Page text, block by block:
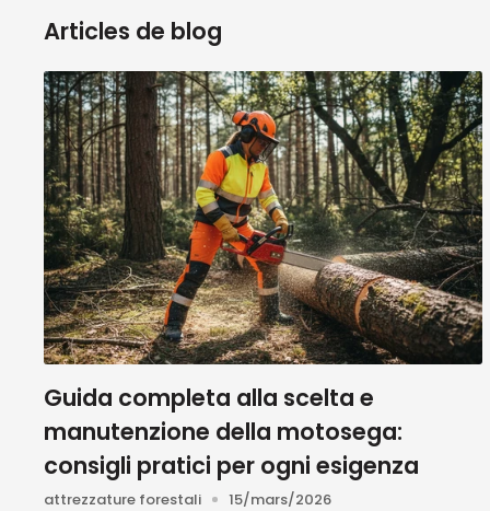
Imposta una velocità medio-bassa all’inizio.
Muovi la lucidatrice con movimenti lenti e
Aumenta leggermente la velocità per
4. Finitura
Rimuovi i residui di prodotto con un panno in
Applica una cera protettiva per mantenere
Seguendo questi consigli, potrai ottenere
Dai un'occhiata alla scheda
Le lucidatrici FLEX ricoprono una vasta
all'utilizzatore amatoriale.
Articles de blog
Guida completa alla scelta e
manutenzione della motosega:
consigli pratici per ogni esigenza
attrezzature forestali 15/mars/2026